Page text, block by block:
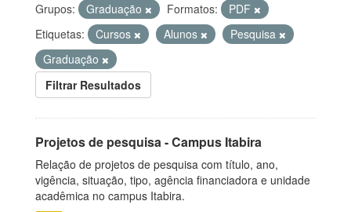
Grupos: Graduação Formatos:
PDF
Etiquetas:
Cursos Alunos
Pesquisa
Graduação
Filtrar Resultados
Projetos de pesquisa - Campus Itabira
Relação de projetos de pesquisa com título, ano,
vigência, situação, tipo, agência financiadora e unidade
acadêmica no campus Itabira.